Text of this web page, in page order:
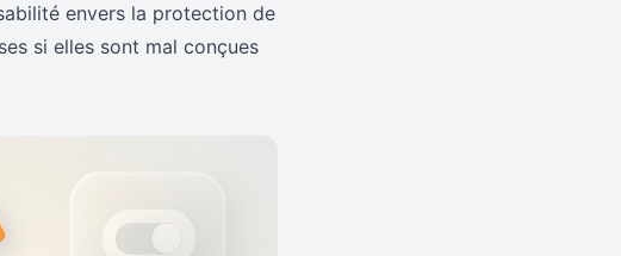
envers la protection de
si elles sont mal conçues